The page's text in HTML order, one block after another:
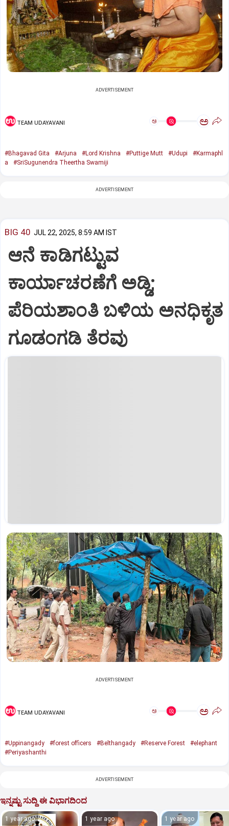
ADVERTISEMENT
TEAM UDAYAVANI ಅ ಅ
#Bhagavad Gita #Arjuna #Lord Krishna #Puttige Mutt #Udupi
#Karmaphl
a
#SriSugunendra Theertha Swamiji
ADVERTISEMENT
BIG 40 JUL 22, 2025, 8:59 AM IST
ಆನೆ ಕಾಡಿಗಟ್ಟುವ
ಕಾರ್ಯಾಚರಣೆಗೆ ಅಡ್ಡಿ;
ಪೆರಿಯಶಾಂತಿ ಬಳಿಯ ಅನಧಿಕೃತ
ಗೂಡಂಗಡಿ ತೆರವು
ADVERTISEMENT
TEAM UDAYAVANI ಅ ಅ
#Uppinangady #forest officers #Belthangady #Reserve Forest
#elephant
#Periyashanthi
ADVERTISEMENT
ಇನ್ನಷ್ಟು ಸುದ್ದಿ ಈ ವಿಭಾಗದಿಂದ
1 year ago 1 year ago 1 year ago